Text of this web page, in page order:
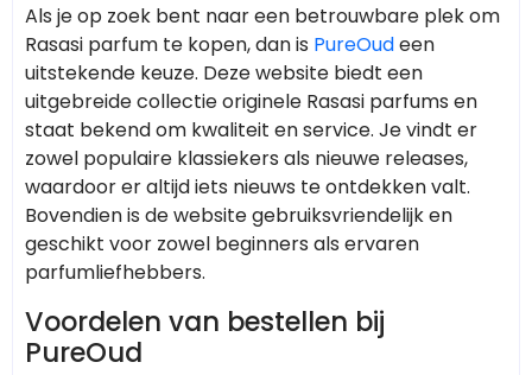
Als je op zoek bent naar een betrouwbare plek om
Rasasi parfum te kopen, dan is PureOudeen
uitstekende keuze. Deze website biedt een
uitgebreide collectie originele Rasasi parfums en
staat bekend om kwaliteit en service. Je vindt er
zowel populaire klassiekers als nieuwe releases,
waardoor er altijd iets nieuws te ontdekken valt.
Bovendien is de website gebruiksvriendelijk en
geschikt voor zowel beginners als ervaren
parfumliefhebbers.
Voordelen van bestellen bij
PureOud